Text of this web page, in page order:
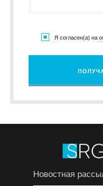
Я согласен(а) на
Новостная